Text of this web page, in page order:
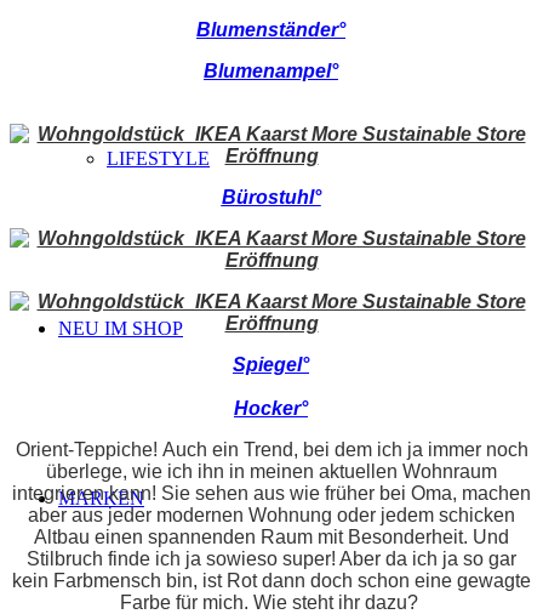
LIFESTYLE
NEU IM SHOP
MARKEN
Blumenständer°
Blumenampel°
Bürostuhl°
Spiegel°
Hocker°
Orient-Teppiche! Auch ein Trend, bei dem ich ja immer noch
überlege, wie ich ihn in meinen aktuellen Wohnraum
integrieren kann! Sie sehen aus wie früher bei Oma, machen
aber aus jeder modernen Wohnung oder jedem schicken
Altbau einen spannenden Raum mit Besonderheit. Und
Stilbruch finde ich ja sowieso super! Aber da ich ja so gar
kein Farbmensch bin, ist Rot dann doch schon eine gewagte
Farbe für mich. Wie steht ihr dazu?